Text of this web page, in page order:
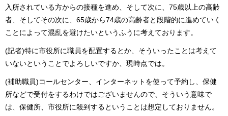
入所されている方からの接種を進め、そして次に、75歳以上の高齢
者、そしてその次に、65歳から74歳の高齢者と段階的に進めていく
ことによって混乱を避けたいというふうに考えております。
(記者)特に市役所に職員を配置するとか、そういったことは考えて
いないということでよろしいですか、現時点では。
(補助職員)コールセンター、インターネットを使って予約し、保健
所などで受付をするわけではございませんので、そういう意味で
は、保健所、市役所に殺到するということは想定しておりません。